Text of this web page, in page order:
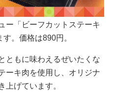
「ビーフカットステーキ
。価格は890円。
ともに味わえるぜいたくな
ーキ肉を使用し、オリジナ
上げています。